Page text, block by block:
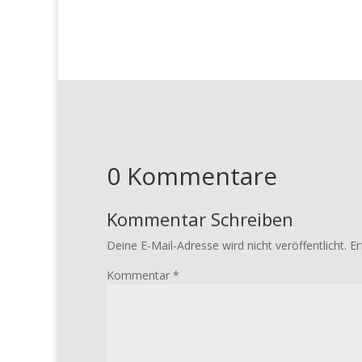
0 Kommentare
Kommentar Schreiben
Deine E-Mail-Adresse wird nicht veröffentlicht.
Kommentar *